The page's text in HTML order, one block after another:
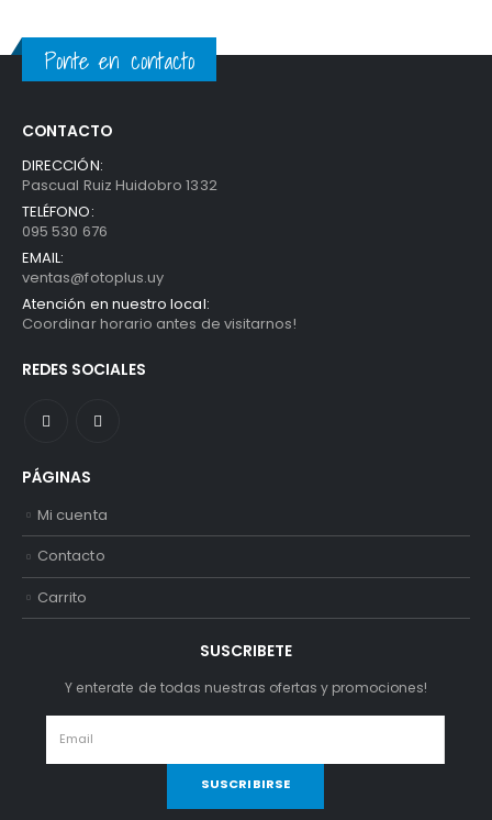
Ponte en contacto
CONTACTO
DIRECCIÓN:
Pascual Ruiz Huidobro 1332
TELÉFONO:
095 530 676
EMAIL:
ventas@fotoplus.uy
Atención en nuestro local:
Coordinar horario antes de visitarnos!
REDES SOCIALES
PÁGINAS
Mi cuenta
Contacto
Carrito
SUSCRIBETE
Y enterate de todas nuestras ofertas y promociones!